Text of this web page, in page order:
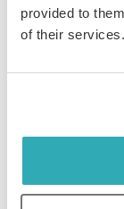
provided to
of their services.
Elige el
el iconoEditar.